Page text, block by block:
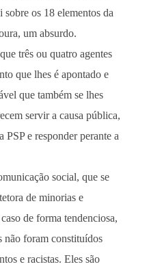
os 18 elementos da
um absurdo.
três ou quatro agentes
que lhes é apontado e
que também se lhes
servir a causa pública,
PSP e responder perante a
social, que se
de minorias e
de forma tendenciosa,
não foram constituídos
e racistas. Eles são